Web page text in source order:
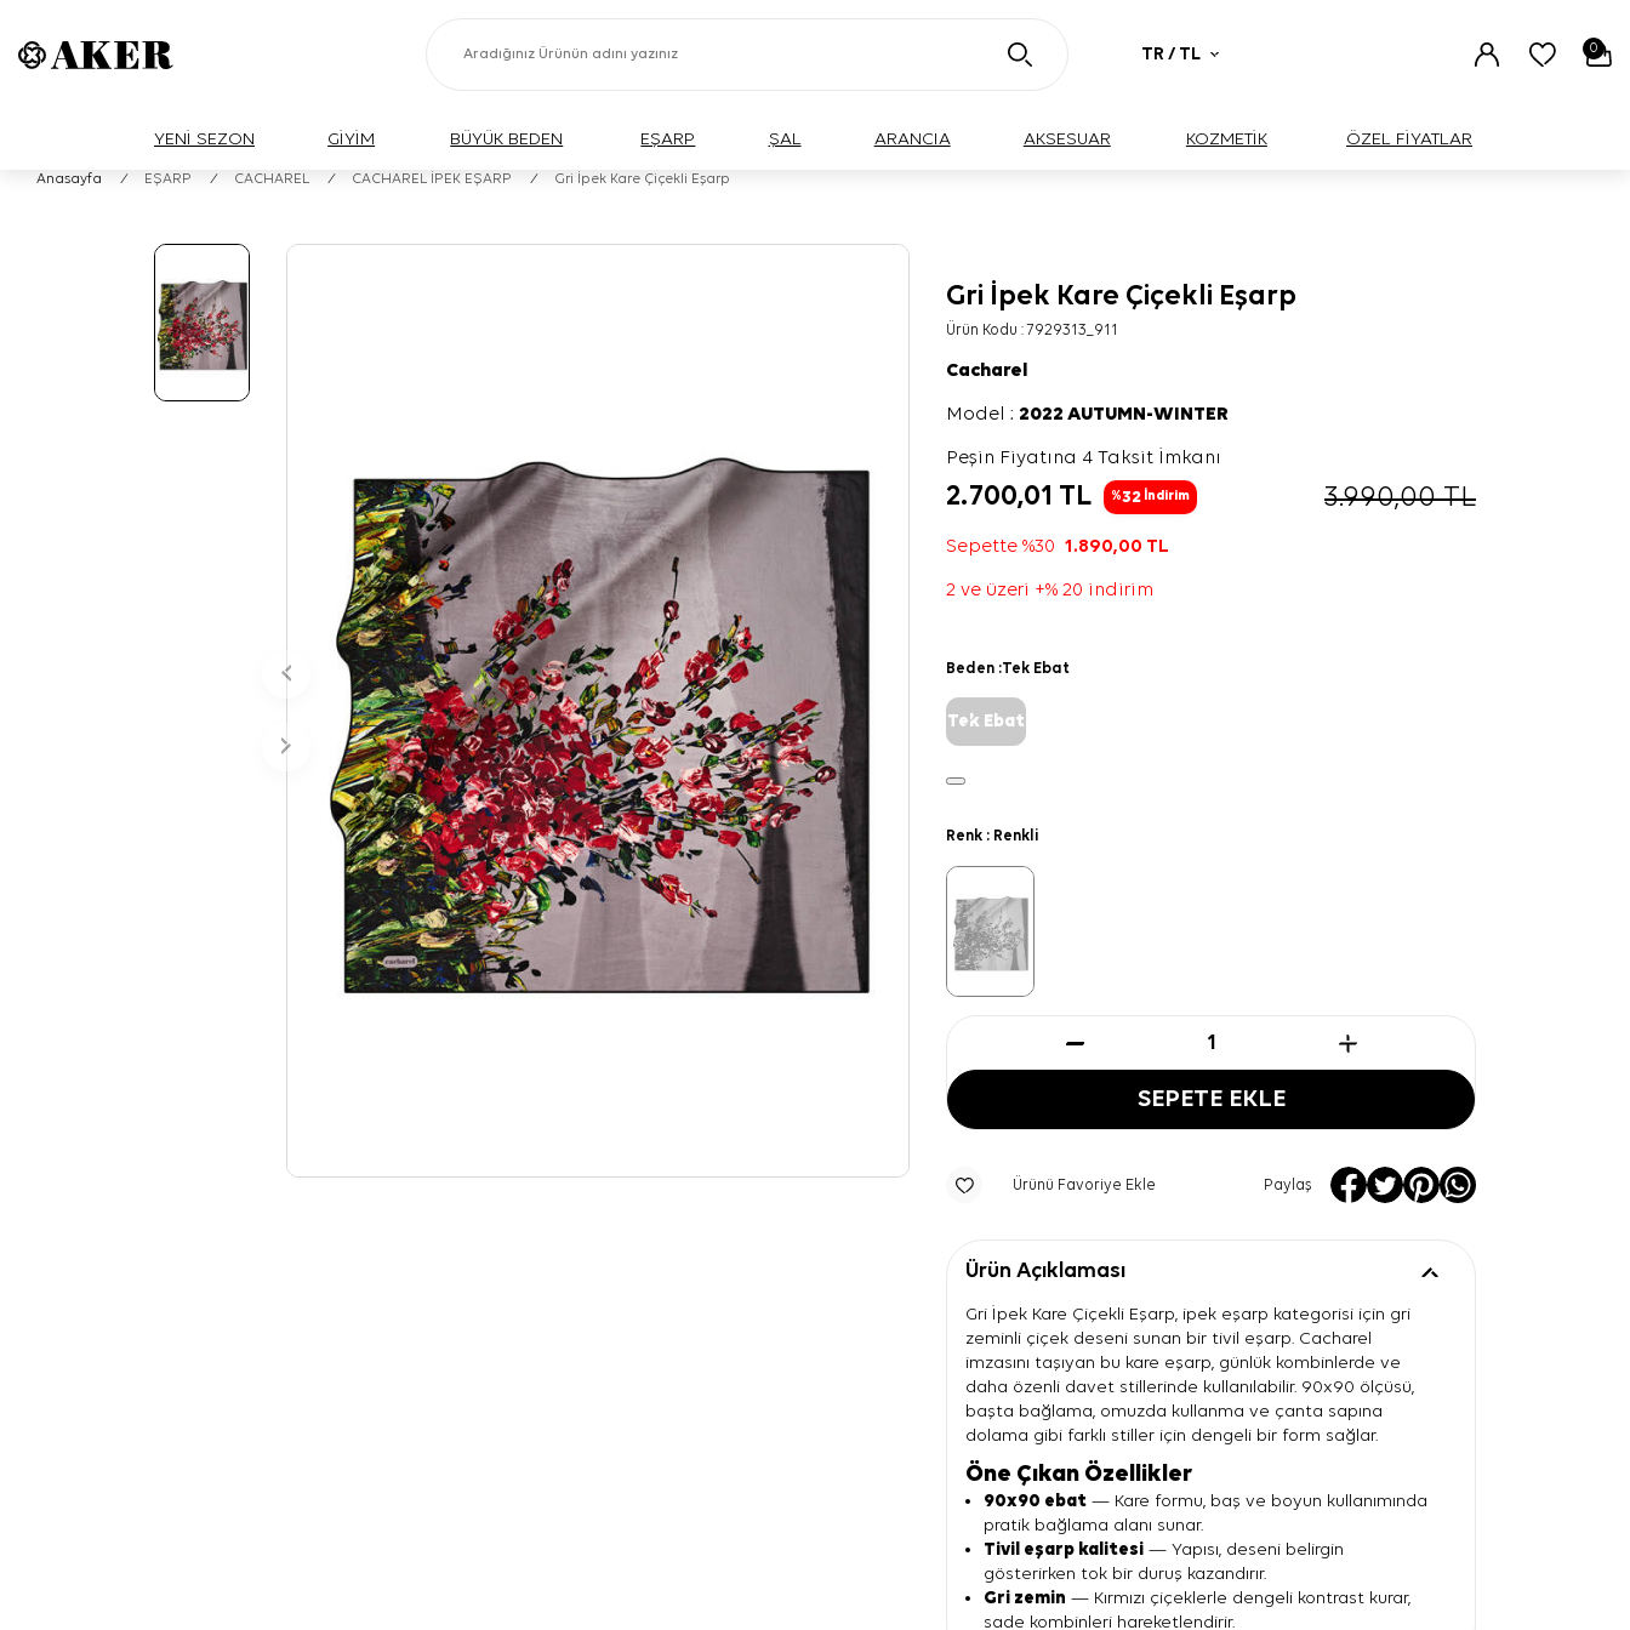
TR / TL 0
YENİ SEZON GİYİM BÜYÜK BEDEN EŞARP ŞAL ARANCIA AKSESUAR KOZMETİK ÖZEL FİYATLAR
Anasayfa / EŞARP / CACHAREL / CACHAREL İPEK EŞARP / Gri İpek Kare Çiçekli Eşarp
Gri İpek Kare Çiçekli Eşarp
Ürün Kodu :7929313_911
Cacharel
Model :2022 AUTUMN-WINTER
Peşin Fiyatına 4 Taksit İmkanı
2.700,01 TL %32 İndirim 3.990,00TL
Sepette %301.890,00 TL
2 ve üzeri +% 20 indirim
Beden :Tek Ebat
Tek Ebat
Renk : Renkli
SEPETE EKLE
Ürünü Favoriye Ekle Paylaş
Ürün Açıklaması
Gri İpek Kare Çiçekli Eşarp, ipek eşarp kategorisi için gri
zeminli çiçek deseni sunan bir tivil eşarp. Cacharel
imzasını taşıyan bu kare eşarp, günlük kombinlerde ve
daha özenli davet stillerinde kullanılabilir. 90x90 ölçüsü,
başta bağlama, omuzda kullanma ve çanta sapına
dolama gibi farklı stiller için dengeli bir form sağlar.
Öne Çıkan Özellikler
90x90 ebat — Kare formu, baş ve boyun kullanımında
pratik bağlama alanı sunar.
Tivil eşarp kalitesi — Yapısı, deseni belirgin
gösterirken tok bir duruş kazandırır.
Gri zemin — Kırmızı çiçeklerle dengeli kontrast kurar,
sade kombinleri hareketlendirir.